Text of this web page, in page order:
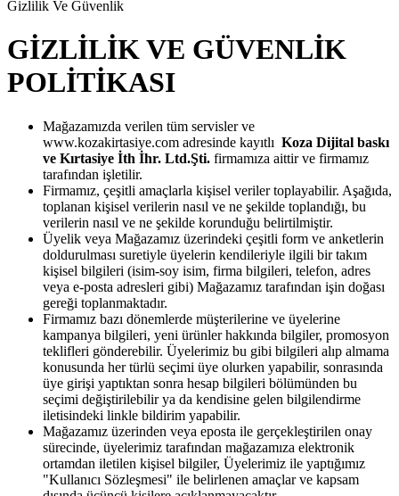
Gizlilik Ve Güvenlik
GİZLİLİK VE GÜVENLİK
POLİTİKASI
Mağazamızda verilen tüm servisler ve
www.kozakirtasiye.com adresinde kayıtlı Koza Dijital baskı
ve Kırtasiye İth İhr. Ltd.Şti. firmamıza aittir ve firmamız
tarafından işletilir.
Firmamız, çeşitli amaçlarla kişisel veriler toplayabilir. Aşağıda,
toplanan kişisel verilerin nasıl ve ne şekilde toplandığı, bu
verilerin nasıl ve ne şekilde korunduğu belirtilmiştir.
Üyelik veya Mağazamız üzerindeki çeşitli form ve anketlerin
doldurulması suretiyle üyelerin kendileriyle ilgili bir takım
kişisel bilgileri (isim-soy isim, firma bilgileri, telefon, adres
veya e-posta adresleri gibi) Mağazamız tarafından işin doğası
gereği toplanmaktadır.
Firmamız bazı dönemlerde müşterilerine ve üyelerine
kampanya bilgileri, yeni ürünler hakkında bilgiler, promosyon
teklifleri gönderebilir. Üyelerimiz bu gibi bilgileri alıp almama
konusunda her türlü seçimi üye olurken yapabilir, sonrasında
üye girişi yaptıktan sonra hesap bilgileri bölümünden bu
seçimi değiştirilebilir ya da kendisine gelen bilgilendirme
iletisindeki linkle bildirim yapabilir.
Mağazamız üzerinden veya eposta ile gerçekleştirilen onay
sürecinde, üyelerimiz tarafından mağazamıza elektronik
ortamdan iletilen kişisel bilgiler, Üyelerimiz ile yaptığımız
"Kullanıcı Sözleşmesi" ile belirlenen amaçlar ve kapsam